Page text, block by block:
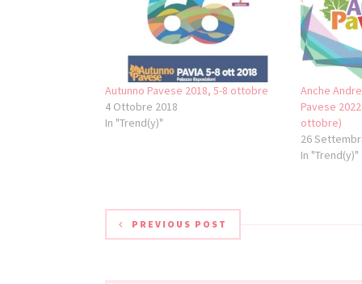
Autunno Pavese 2018, 5-8 ottobre
4 Ottobre 2018
In "Trend(y)"
Anche
Pavese
ottobre)
26
In "Trend(y)"
PREVIOUS POST